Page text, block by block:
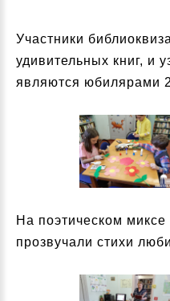
Участники
удивительных книг, и
являются юбилярами
На поэтическом миксе
прозвучали стихи